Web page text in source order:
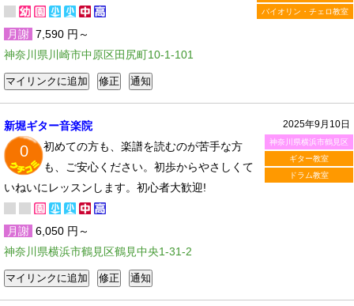
バイオリン・チェロ教室
月謝 7,590 円～
神奈川県川崎市中原区田尻町10-1-101
2025年9月10日
神奈川県横浜市鶴見区
ギター教室
ドラム教室
新堀ギター音楽院
0
初めての方も、楽譜を読むのが苦手な方
も、ご安心ください。初歩からやさしくて
いねいにレッスンします。初心者大歓迎!
月謝 6,050 円～
神奈川県横浜市鶴見区鶴見中央1-31-2